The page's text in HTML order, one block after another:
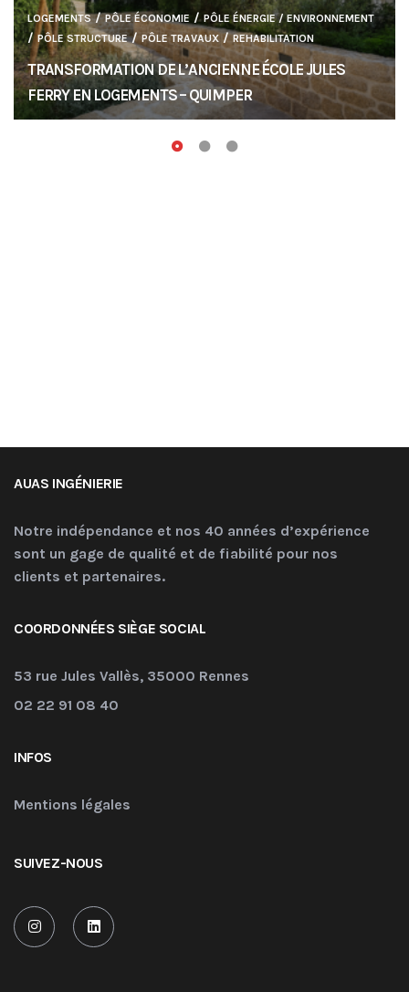
LOGEMENTS/PÔLE ÉCONOMIE / PÔLE ÉNERGIE / ENVIRONNEMENT
/ PÔLE STRUCTURE/PÔLE TRAVAUX/REHABILITATION
TRANSFORMATION DE L’ANCIENNE ÉCOLE JULES
FERRY EN LOGEMENTS – QUIMPER
AUAS INGÉNIERIE
Notre indépendance et nos 40 années d’expérience
sont un gage de qualité et de fiabilité pour nos
clients et partenaires.
COORDONNÉES SIÈGE SOCIAL
53 rue Jules Vallès, 35000 Rennes
02 22 91 08 40
INFOS
Mentions légales
SUIVEZ-NOUS